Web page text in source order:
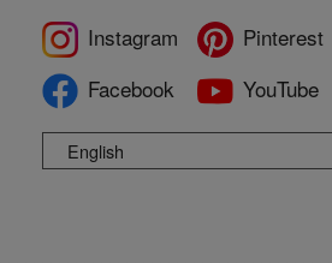
Instagram
Pinterest
Facebook
YouTube
English